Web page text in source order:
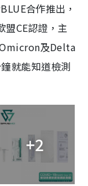
合作推出，
盟CE認證，主
及Delta
就能知道檢測
+2